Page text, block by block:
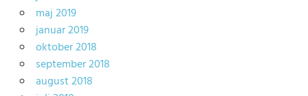
maj 2019
januar 2019
oktober 2018
september 2018
august 2018